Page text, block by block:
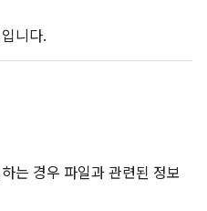
니다.
는 경우 파일과 관련된 정보